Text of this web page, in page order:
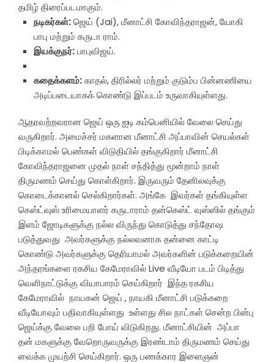
தமிழ் திரைப்படமாகும்.
நடிகர்கள்:ஜெய் (Jai), மீனாட்சி கோவிந்தராஜன், யோகி
பாபு மற்றும் கருடா ராம்.
இயக்குநர்:பாபுவிஜய்.
கதைக்களம்:காதல், திரில்லர் மற்றும் குடும்ப பின்னணியை
அடிப்படையாகக் கொண்டு இப்படம் உருவாகியுள்ளது.
ஆதரவற்றவரான ஜெய் ஒரு ஐடி கம்பெனியில் வேலை செய்து
வருகிறார். அமைச்சர் மகளான மீனாட்சி அப்பாவின் செயல்கள்
பிடிக்காமல் பெண்கள் விடுதியில் தங்குகிறார் மீனாட்சி
கோவிந்தராஜனை முதல் நாள் சந்தித்து மூன்றாம் நாள்
திருமணம் செய்து கொள்கிறார். இருவரும் தேனிலவுக்கு
கொடைக்கானல் செல்கிறார்கள். அங்கே இவர்கள் தங்கியுள்ள
கெஸ்ட்வுஸ் உரிமையாளர் கருடாராம் தன்கெஸ்ட் வுஸ்ஸில் தங்கும்
இளம் ஜோடிகளுக்கு நல்ல விருந்து கொடுத்து சந்தோஷ
படுத்துவது அவர்களுக்கு நல்லவனாக தன்னை காட்டி
கொண்டு அவர்களுக்கு தெரியாமல் அவர்களின் படுக்கறையின்
அந்தரங்களை ரகசிய கேமேராவில் Live வீடியோ படம் பிடித்து
வெளிநாட்டுக்கு வியாபாரம் செய்கிறார் இந்த ரகசிய
கேமேராவில் நாயகன் ஜெய் , நாயகி மீனாட்சி படுக்கறை
வீடியோவும் பதிவாகியுள்ளது உள்ளது சில நாட்கள் சென்ற பின்பு
ஜெய்க்கு வேலை பறி போய் விடுகிறது. மீனாட்சியின் அப்பா
தன் மகளுக்கு வேறொருவருக்கு இரண்டாம் திருமணம் செய்து
வைக்க முயற்சி செய்கிறார். ஒரு பணக்கார இளைஞன்